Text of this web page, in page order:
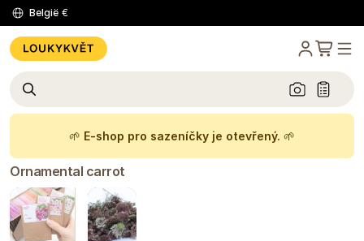
België €
🌱 E-shop pro sazeníčky je otevřený. 🌱
Ornamental carrot